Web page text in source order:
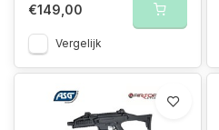
€149,00
Vergelijk